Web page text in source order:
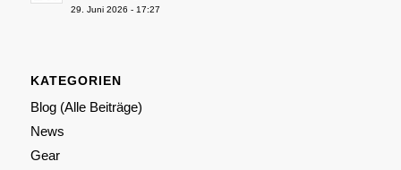
29. Juni 2026 - 17:27
KATEGORIEN
Blog (Alle Beiträge)
News
Gear